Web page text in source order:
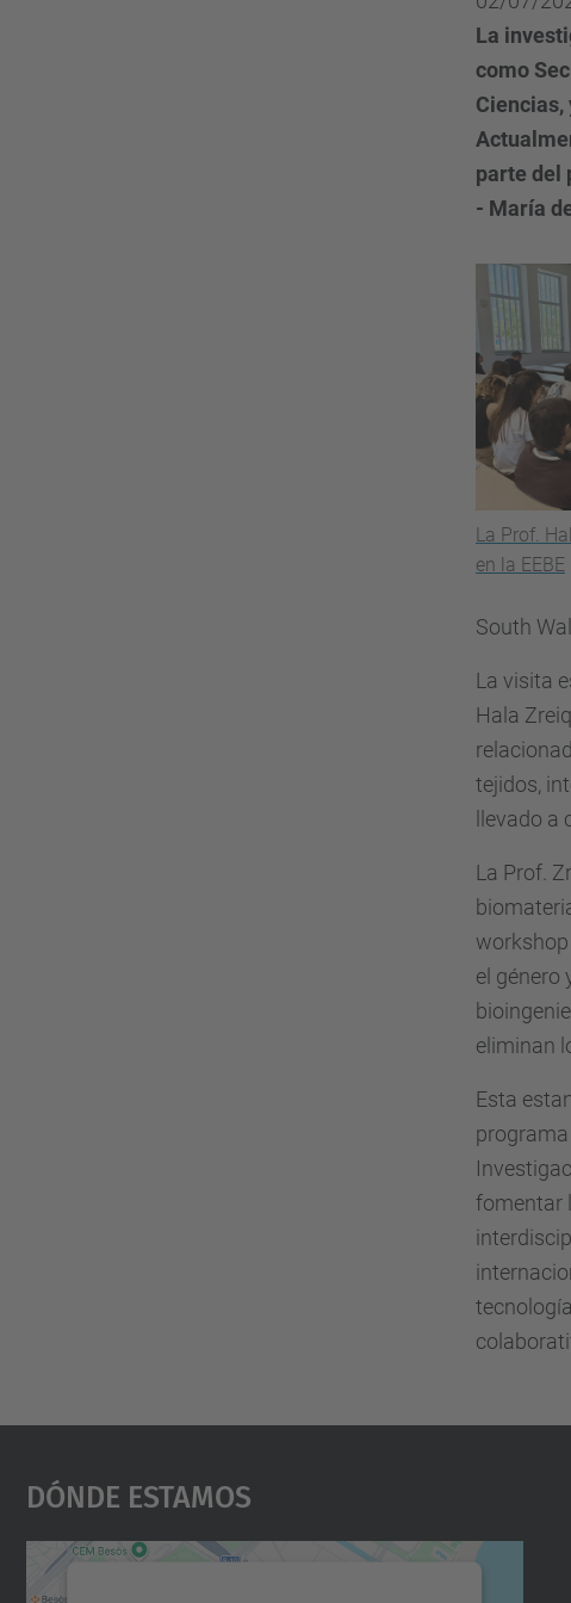
La
como
parte del
- María
La Prof.
en la EEBE
South
La visita
Hala
tejidos,
llevado
La Prof.
el género
eliminan
Esta
fomentar
Dónde Estamos